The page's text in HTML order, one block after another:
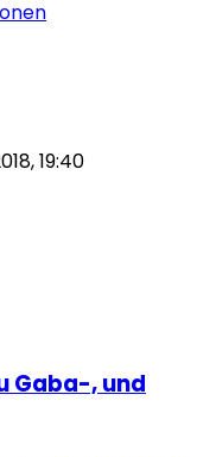
19:40
Gaba-, und